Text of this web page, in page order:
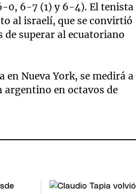
0, 6-7 (1) y 6-4). El tenista
al israelí, que se convirtió
de superar al ecuatoriano
Nueva York, se medirá a
argentino en octavos de